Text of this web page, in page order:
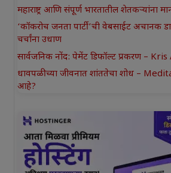
महाराष्ट्र आणि संपूर्ण भारतातील शेतकऱ्यांना
‘कॉकरोच जनता पार्टी’ची वेबसाईट अचानक
चर्चांना उधाण
सार्वजनिक नोंद: पेमेंट डिफॉल्ट प्रकरण –
धावपळीच्या जीवनात शांततेचा शोध –
आहे?